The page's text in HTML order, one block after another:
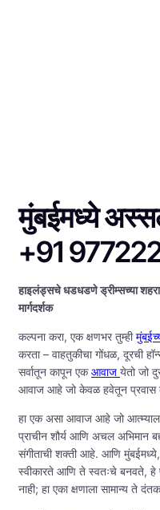
मुंबईमध्ये
+91
हाइलंड्सचे धडधडणे ड्रीम्सच्या
मार्गदर्शक
कल्पना करा, एक क्षणभर तुम्ही
करता – वाहतुकीचा गोंधळ, दूरची
सर्वातून कापून एकआवाज येतो जो
आवाज आहे जो केवळ हवेतून प्रवास
हा एक असा आवाज आहे जो
प्राचीन शौर्य आणि अचल अभिमान
संगीताची शक्ती आहे. आणि
स्वीकारते आणि ते स्वतःचे बनवते,
नाही; हा एका क्षणाला सामान्य ते